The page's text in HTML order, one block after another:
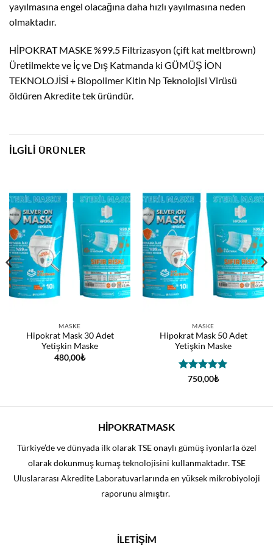
yayılmasına engel olacağına daha hızlı yayılmasına neden
olmaktadır.
HİPOKRAT MASKE %99.5 Filtrizasyon (çift kat meltbrown)
Üretilmekte ve İç ve Dış Katmanda ki GÜMÜŞ İON
TEKNOLOJİSİ + Biopolimer Kitin Np Teknolojisi Virüsü
öldüren Akredite tek üründür.
İLGILI ÜRÜNLER
MASKE
Hipokrat Mask 30 Adet
Yetişkin Maske
480,00₺
MASKE
Hipokrat Mask 50 Adet
Yetişkin Maske
5 üzerinden
750,00₺
HİPOKRATMASK
Türkiye’de ve dünyada ilk olarak TSE onaylı gümüş iyonlarla özel
olarak dokunmuş kumaş teknolojisini kullanmaktadır. TSE
Uluslararası Akredite Laboratuvarlarında en yüksek mikrobiyoloji
raporunu almıştır.
İLETİŞİM